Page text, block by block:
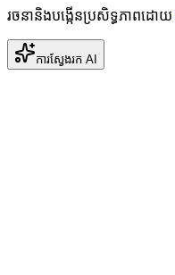
រចនានិងបង្កើនប្រសិទ្ធភាពដោយ
ការស្វែងរក AI